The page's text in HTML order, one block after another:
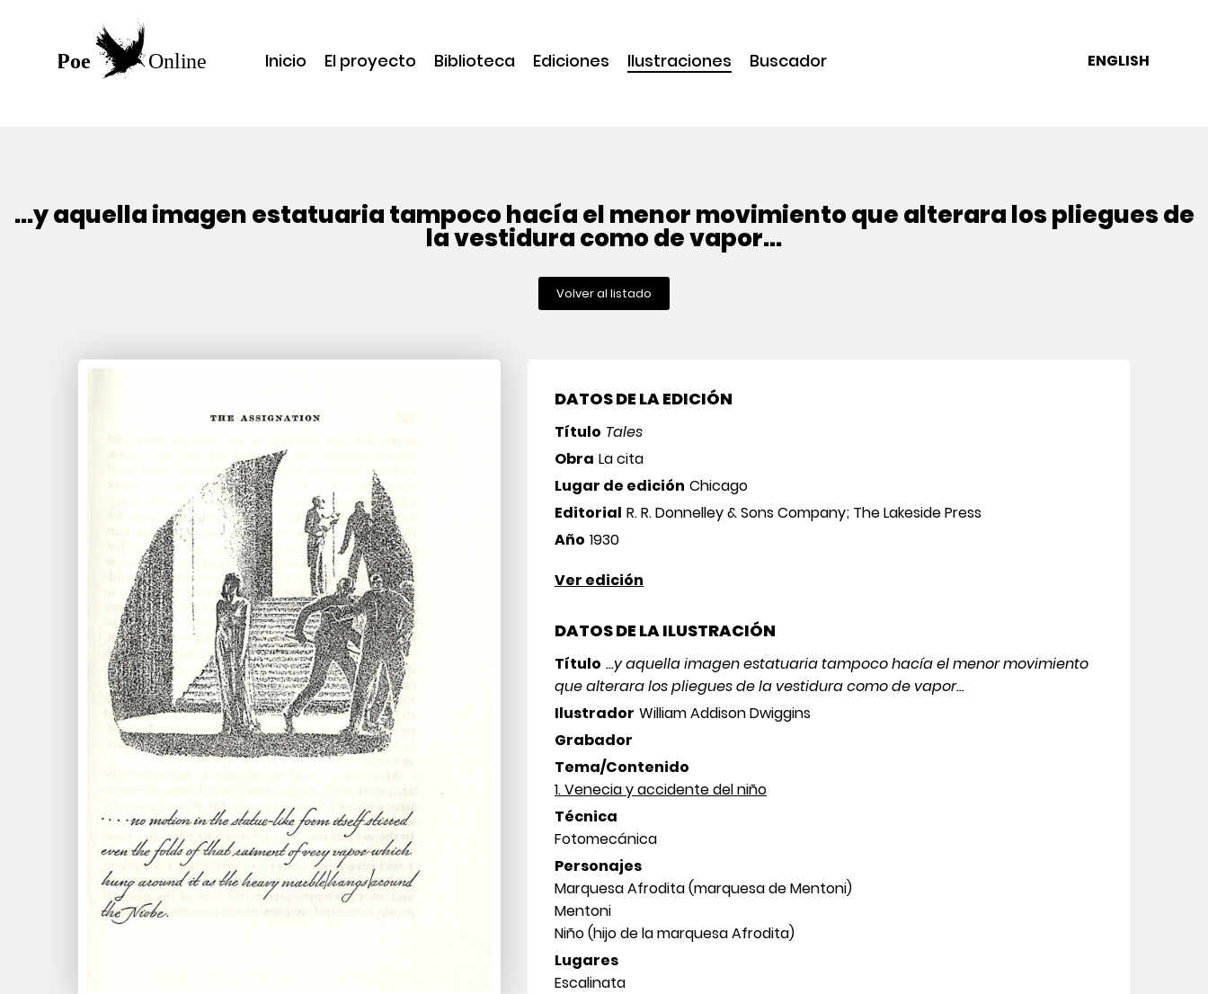
Inicio El proyecto Biblioteca Ediciones Ilustraciones Buscador ENGLISH
...y aquella imagen estatuaria tampoco hacía el menor movimiento que alterara los pliegues de
la vestidura como de vapor...
Volver al listado
DATOS DE LA EDICIÓN
Título Tales
Obra La cita
Lugar de edición Chicago
Editorial R. R. Donnelley & Sons Company; The Lakeside Press
Año 1930
Ver edición
DATOS DE LA ILUSTRACIÓN
Título ...y aquella imagen estatuaria tampoco hacía el menor movimiento
que alterara los pliegues de la vestidura como de vapor...
Ilustrador William Addison Dwiggins
Grabador
Tema/Contenido
1. Venecia y accidente del niño
Técnica
Fotomecánica
Personajes
Marquesa Afrodita (marquesa de Mentoni)
Mentoni
Niño (hijo de la marquesa Afrodita)
Lugares
Escalinata